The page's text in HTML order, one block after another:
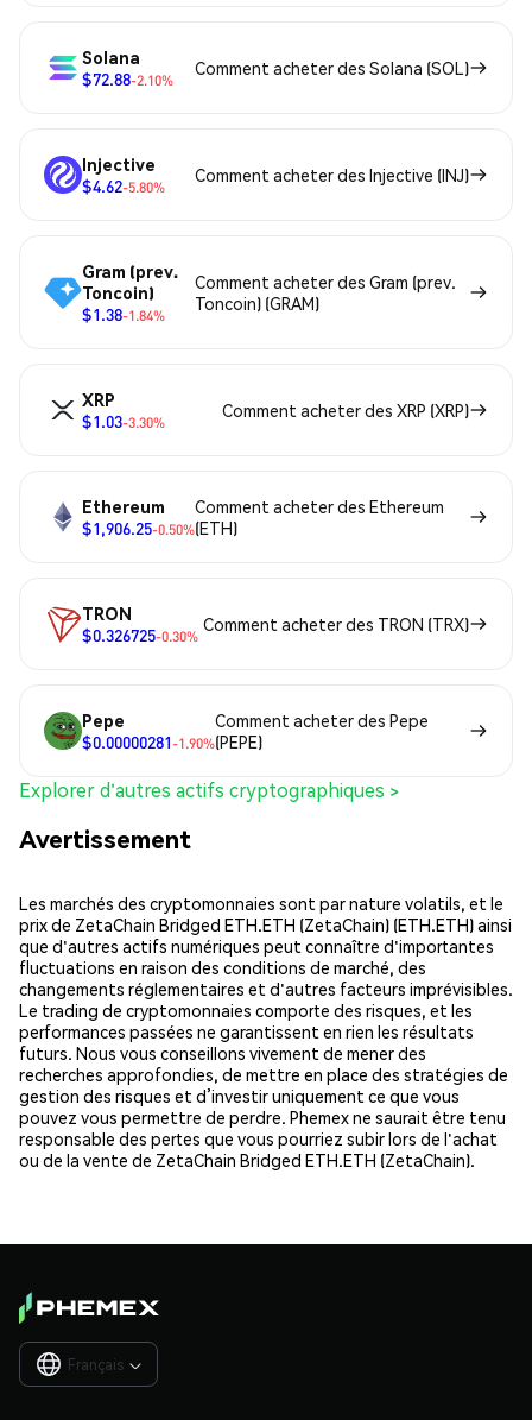
Solana
$72.88-2.10%
Comment acheter des Solana (SOL)
Injective
$4.62-5.80%
Comment acheter des Injective (INJ)
Gram (prev.
Toncoin)
$1.38-1.84%
Comment acheter des Gram (prev.
Toncoin) (GRAM)
XRP
$1.03-3.30%
Comment acheter des XRP (XRP)
Ethereum
$1,906.25-0.50%
Comment acheter des Ethereum
(ETH)
TRON
$0.326725-0.30%
Comment acheter des TRON (TRX)
Pepe
$0.00000281-1.90%
Comment acheter des Pepe
(PEPE)
Explorer d'autres actifs cryptographiques >
Avertissement
Les marchés des cryptomonnaies sont par nature volatils, et le
prix de ZetaChain Bridged ETH.ETH (ZetaChain) (ETH.ETH) ainsi
que d'autres actifs numériques peut connaître d'importantes
fluctuations en raison des conditions de marché, des
changements réglementaires et d'autres facteurs imprévisibles.
Le trading de cryptomonnaies comporte des risques, et les
performances passées ne garantissent en rien les résultats
futurs. Nous vous conseillons vivement de mener des
recherches approfondies, de mettre en place des stratégies de
gestion des risques et d’investir uniquement ce que vous
pouvez vous permettre de perdre. Phemex ne saurait être tenu
responsable des pertes que vous pourriez subir lors de l'achat
ou de la vente de ZetaChain Bridged ETH.ETH (ZetaChain).
Français 